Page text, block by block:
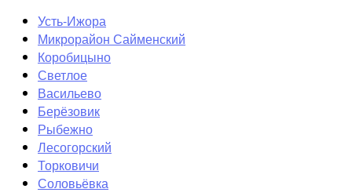
Усть-Ижора
Микрорайон Сайменский
Коробицыно
Светлое
Васильево
Берёзовик
Рыбежно
Лесогорский
Торковичи
Соловьёвка